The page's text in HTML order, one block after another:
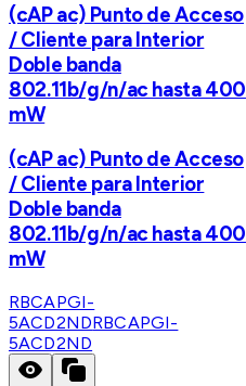
(cAP ac) Punto de Acceso
/ Cliente para Interior
Doble banda
802.11b/g/n/ac hasta 400
mW
(cAP ac) Punto de Acceso
/ Cliente para Interior
Doble banda
802.11b/g/n/ac hasta 400
mW
RBCAPGI-
5ACD2NDRBCAPGI-
5ACD2ND